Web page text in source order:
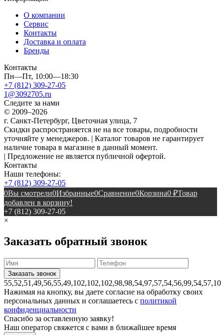
О компании
Сервис
Контакты
Доставка и оплата
Бренды
Контакты
Пн—Пт, 10:00—18:30
+7 (812) 309-27-05
1@3092705.ru
Следите за нами
© 2009–2026
г. Санкт-Петербург, Цветочная улица, 7
Скидки распространяется не на все товары, подробности
уточняйте у менеджеров. | Каталог товаров не гарантирует
наличие товара в магазине в данный момент.
| Предложение не является публичной офертой.
Контакты
Наши телефоны:
+7 (812) 309-27-05
0Вы смотрели0Избранные0Сравнение0Корзина0 ₽Товар
добавлен в корзину!
+7 (812) 309-27-05
×
Заказать обратный звонок
Нажимая на кнопку, вы даете согласие на обработку своих
персональных данных и соглашаетесь с политикой
конфиденциальности
Спасибо за оставленную заявку!
Наш оператор свяжется с вами в ближайшее время